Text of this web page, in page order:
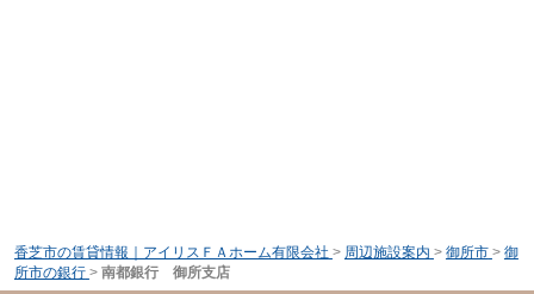
香芝市の賃貸情報｜アイリスＦＡホーム有限会社 > 周辺施設案内 > 御所市 > 御
所市の銀行 > 南都銀行 御所支店